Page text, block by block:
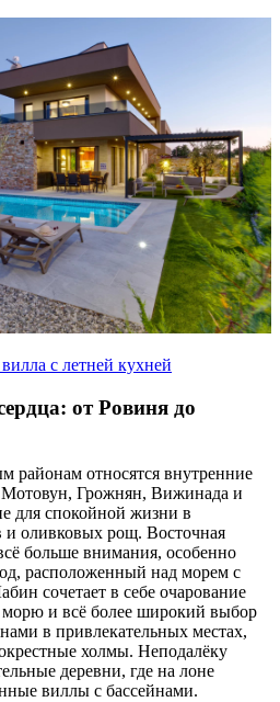
с летней кухней
от Ровиня до
районам относятся внутренние
Грожнян, Вижинада и
для спокойной жизни в
оливковых рощ. Восточная
больше внимания, особенно
расположенный над морем с
сочетает в себе очарование
морю и всё более широкий выбор
в привлекательных местах,
холмы. Неподалёку
деревни, где на лоне
виллы с бассейнами.